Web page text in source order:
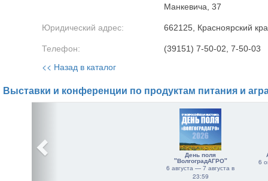
Манкевича, 37
Юридический адрес: 662125, Красноярский
Телефон: (39151) 7-50-02, 7-50-03
<< Назад в каталог
Выставки и конференции по продуктам питания и
День поля
"ВолгоградАГРО"
6 августа — 7 августа в
23:59
6